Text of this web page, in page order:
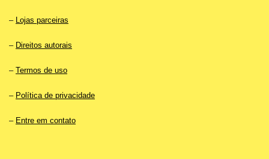
– Lojas parceiras
– Direitos autorais
– Termos de uso
– Política de privacidade
– Entre em contato